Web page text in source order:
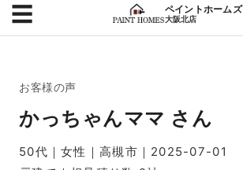
ペイントホームズ
大阪北店
☰
お客様の声
かっちゃんママ さん
50代｜女性｜高槻市｜2025-07-01